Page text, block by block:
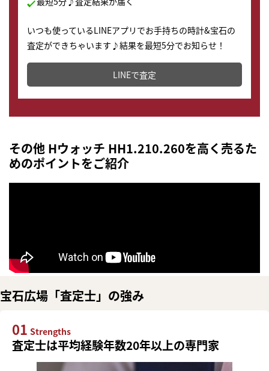
いつも使っているLINEアプリでお手持ちの時計&宝石の
査定ができちゃいます♪結果を最短5分でお知らせ！
どこからでもすぐに査定金額を知ることが出来ます。
LINEで査定
その他 Hウォッチ HH1.210.260を高く売るた
めのポイントをご紹介
宝石広場「査定士」の強み
01 Strengths
査定士は平均経験年数20年以上の専門家